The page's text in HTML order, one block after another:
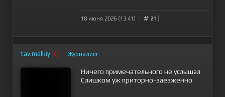
18 июня 2026 (13:41) 21
tav.melkiy Журналист
Ничего примечательного не услышал
Слишком уж приторно-заезженно